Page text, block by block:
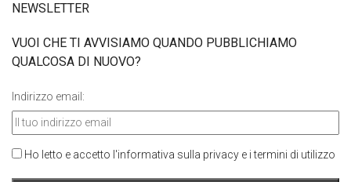
NEWSLETTER
VUOI CHE TI AVVISIAMO QUANDO PUBBLICHIAMO
QUALCOSA DI NUOVO?
Indirizzo email:
Ho letto e accetto l'informativa sulla privacy e i termini di utilizzo